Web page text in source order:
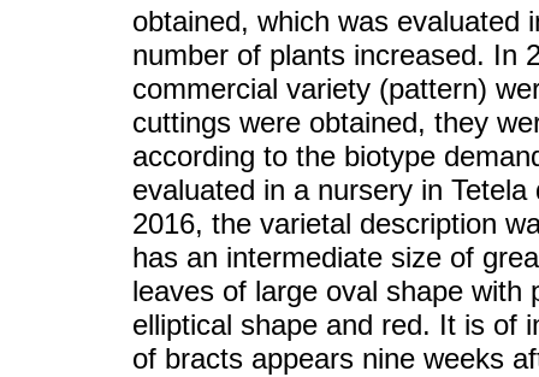
obtained, which was evaluated
number of plants increased. In
commercial variety (pattern)
cuttings were obtained, they
according to the biotype
evaluated in a nursery in
2016, the varietal description
has an intermediate size of
leaves of large oval shape
elliptical shape and red. It is of
of bracts appears nine weeks